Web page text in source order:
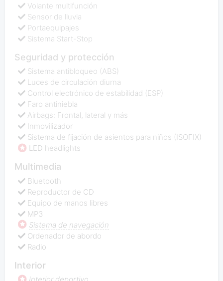
Volante multifunción
Sensor de lluvia
Portaequipajes
Sistema Start-Stop
Seguridad y protección
Sistema antibloqueo (ABS)
Luces de circulación diurna
Control electrónico de estabilidad (ESP)
Faro antiniebla
Airbags: Frontal, lateral y más
Inmovilizador
Sistema de fijación de asientos para niños (ISOFIX)
LED headlights
Multimedia
Bluetooth
Reproductor de CD
Equipo de manos libres
MP3
Sistema de navegación
Ordenador de abordo
Radio
Interior